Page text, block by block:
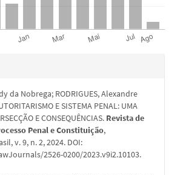
da Nobrega; RODRIGUES, Alexandre
E SISTEMA PENAL: UMA
E CONSEQUÊNCIAS. Revista de
Penal e Constituição,
v. 9, n. 2, 2024. DOI:
2526-0200/2023.v9i2.10103.